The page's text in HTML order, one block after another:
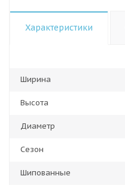
Характеристики
Ширина
Высота
Диаметр
Сезон
Шипованные